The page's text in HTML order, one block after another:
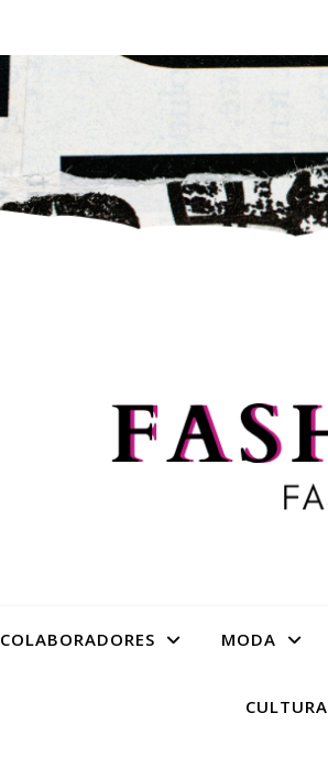
COLABORADORES MODA
CULTURA